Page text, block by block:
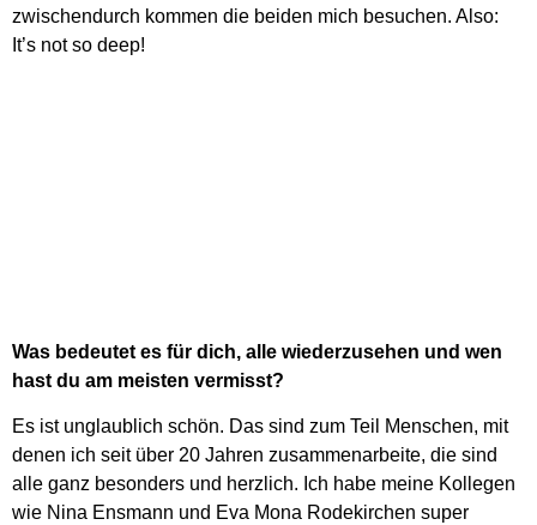
zwischendurch kommen die beiden mich besuchen. Also:
It’s not so deep!
Was bedeutet es für dich, alle wiederzusehen und wen
hast du am meisten vermisst?
Es ist unglaublich schön. Das sind zum Teil Menschen, mit
denen ich seit über 20 Jahren zusammenarbeite, die sind
alle ganz besonders und herzlich. Ich habe meine Kollegen
wie Nina Ensmann und Eva Mona Rodekirchen super